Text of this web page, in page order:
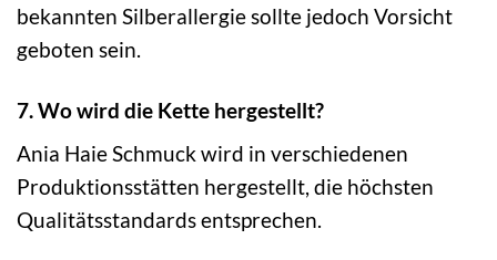
bekannten Silberallergie sollte jedoch Vorsicht
geboten sein.
7. Wo wird die Kette hergestellt?
Ania Haie Schmuck wird in verschiedenen
Produktionsstätten hergestellt, die höchsten
Qualitätsstandards entsprechen.